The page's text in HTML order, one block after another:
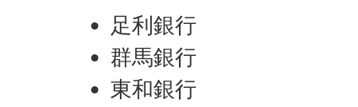
足利銀行
群馬銀行
東和銀行